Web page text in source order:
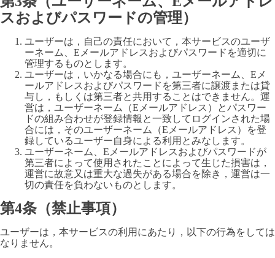
スおよびパスワードの管理）
ユーザーは，自己の責任において，本サービスのユーザ
ーネーム、Eメールアドレスおよびパスワードを適切に
管理するものとします。
ユーザーは，いかなる場合にも，ユーザーネーム、Eメ
ールアドレスおよびパスワードを第三者に譲渡または貸
与し，もしくは第三者と共用することはできません。運
営は，ユーザーネーム（Eメールアドレス）とパスワー
ドの組み合わせが登録情報と一致してログインされた場
合には，そのユーザーネーム（Eメールアドレス）を登
録しているユーザー自身による利用とみなします。
ユーザーネーム、Eメールアドレスおよびパスワードが
第三者によって使用されたことによって生じた損害は，
運営に故意又は重大な過失がある場合を除き，運営は一
切の責任を負わないものとします。
第4条（禁止事項）
ユーザーは，本サービスの利用にあたり，以下の行為をしては
なりません。